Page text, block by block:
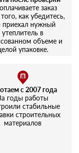
заказ
как убедитесь,
приехал нужный
утеплитель в
объеме и
упаковке.
с 2007 года
годы работы
стабильные
строительных
материалов